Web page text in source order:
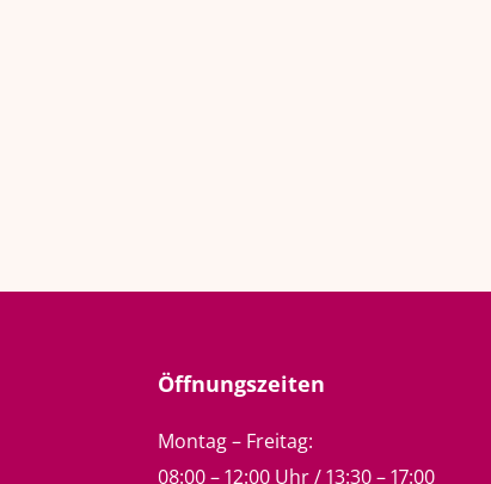
Öffnungszeiten
Montag – Freitag:
08:00 – 12:00 Uhr / 13:30 – 17:00